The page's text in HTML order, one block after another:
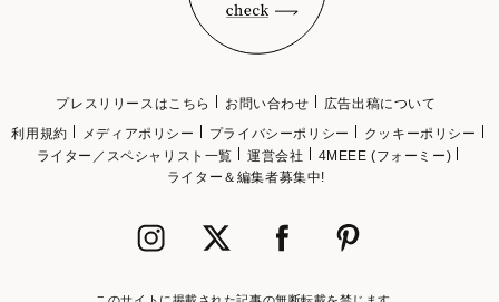
プレスリリースはこちら お問い合わせ
広告出稿について
利用規約
メディアポリシー プライバシーポリシー
クッキーポリシー
ライター／スペシャリスト一覧
運営会社
4MEEE (フォーミー)
ライター＆編集者募集中!